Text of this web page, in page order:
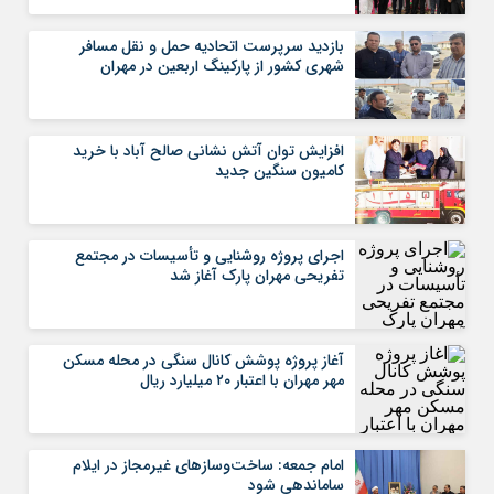
بازدید سرپرست اتحادیه حمل و نقل مسافر
شهری کشور از پارکینگ اربعین در مهران
افزایش توان آتش نشانی صالح آباد با خرید
کامیون سنگین جدید
اجرای پروژه روشنایی و تأسیسات در مجتمع
تفریحی مهران پارک آغاز شد
آغاز پروژه پوشش کانال سنگی در محله مسکن
مهر مهران با اعتبار ۲۰ میلیارد ریال
امام جمعه: ساخت‌وسازهای غیرمجاز در ایلام
ساماندهی شود